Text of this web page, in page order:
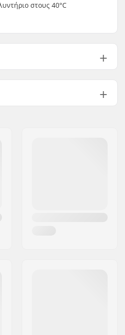
στους 40°C
Men,Unisex
Front Graphic